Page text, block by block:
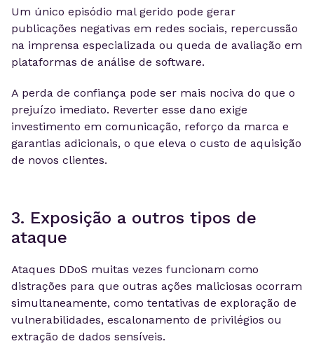
Um único episódio mal gerido pode gerar
publicações negativas em redes sociais, repercussão
na imprensa especializada ou queda de avaliação em
plataformas de análise de software.
A perda de confiança pode ser mais nociva do que o
prejuízo imediato. Reverter esse dano exige
investimento em comunicação, reforço da marca e
garantias adicionais, o que eleva o custo de aquisição
de novos clientes.
3. Exposição a outros tipos de
ataque
Ataques DDoS muitas vezes funcionam como
distrações para que outras ações maliciosas ocorram
simultaneamente, como tentativas de exploração de
vulnerabilidades, escalonamento de privilégios ou
extração de dados sensíveis.